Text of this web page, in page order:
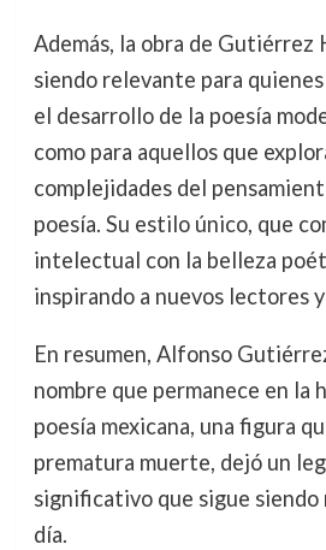
Además, la obra de Gutiérrez
siendo relevante para
el desarrollo de la poesía
como para aquellos que
complejidades del
poesía. Su estilo único, que
intelectual con la belleza
inspirando a nuevos lectores
En resumen, Alfonso
nombre que permanece en la
poesía mexicana, una figura
prematura muerte, dejó un
significativo que sigue
día.